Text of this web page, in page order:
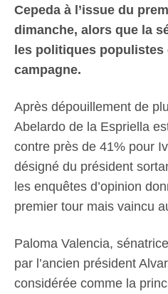
Cepeda à l’issue du
dimanche, alors que la
les politiques populistes
campagne.
Après dépouillement de
Abelardo de la Espriella
contre près de 41% pour
désigné du président
les enquêtes d’opinion
premier tour mais vaincu
Paloma Valencia,
par l’ancien président
considérée comme la